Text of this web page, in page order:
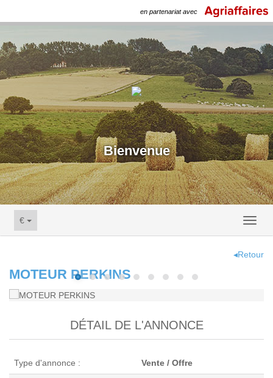
en partenariat avec
Bienvenue
€
◂Retour
MOTEUR PERKINS
DÉTAIL DE L'ANNONCE
Type d'annonce : Vente / Offre